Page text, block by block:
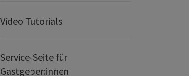
Video Tutorials
Service-Seite für
Gastgeber:innen